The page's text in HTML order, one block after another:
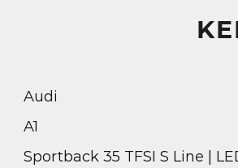
Audi
A1
Sportback 35 TFSI S Line |